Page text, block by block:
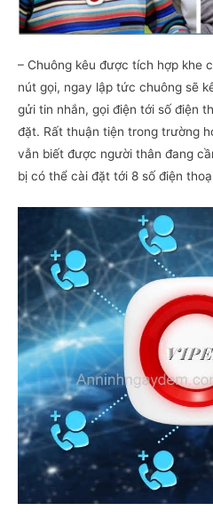
– Chuông kêu được tích hợp khe
nút gọi, ngay lập tức chuông sẽ
gửi tin nhắn, gọi điện tới số điện
đặt. Rất thuận tiện trong trường
vẫn biết được người thân đang
bị có thể cài đặt tới 8 số điện